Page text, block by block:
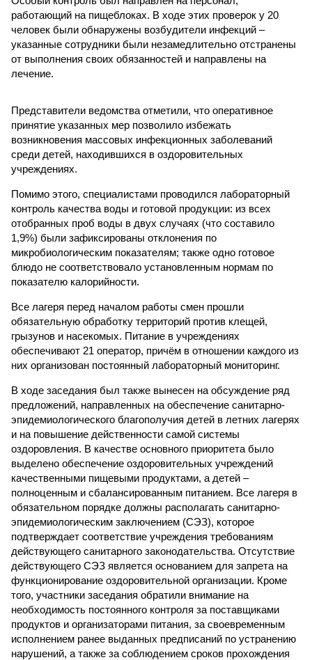
работающий на пищеблоках. В ходе этих проверок у 20
человек были обнаружены возбудители инфекций –
указанные сотрудники были незамедлительно отстранены
от выполнения своих обязанностей и направлены на
лечение.
Представители ведомства отметили, что оперативное
принятие указанных мер позволило избежать
возникновения массовых инфекционных заболеваний
среди детей, находившихся в оздоровительных
учреждениях.
Помимо этого, специалистами проводился лабораторный
контроль качества воды и готовой продукции: из всех
отобранных проб воды в двух случаях (что составило
1,9%) были зафиксированы отклонения по
микробиологическим показателям; также одно готовое
блюдо не соответствовало установленным нормам по
показателю калорийности.
Все лагеря перед началом работы смен прошли
обязательную обработку территорий против клещей,
грызунов и насекомых. Питание в учреждениях
обеспечивают 21 оператор, причём в отношении каждого из
них организован постоянный лабораторный мониторинг.
В ходе заседания был также вынесен на обсуждение ряд
предложений, направленных на обеспечение санитарно-
эпидемиологического благополучия детей в летних лагерях
и на повышение действенности самой системы
оздоровления. В качестве основного приоритета было
выделено обеспечение оздоровительных учреждений
качественными пищевыми продуктами, а детей –
полноценным и сбалансированным питанием. Все лагеря в
обязательном порядке должны располагать санитарно-
эпидемиологическим заключением (СЭЗ), которое
подтверждает соответствие учреждения требованиям
действующего санитарного законодательства. Отсутствие
действующего СЭЗ является основанием для запрета на
функционирование оздоровительной организации. Кроме
того, участники заседания обратили внимание на
необходимость постоянного контроля за поставщиками
продуктов и организаторами питания, за своевременным
исполнением ранее выданных предписаний по устранению
нарушений, а также за соблюдением сроков прохождения